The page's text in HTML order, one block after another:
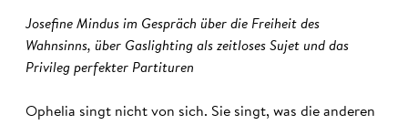
Josefine Mindus im Gespräch über die Freiheit des
Wahnsinns, über Gaslighting als zeitloses Sujet und das
Privileg perfekter Partituren
Ophelia singt nicht von sich. Sie singt, was die anderen